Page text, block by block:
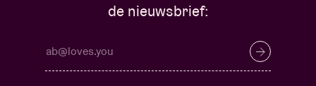
de nieuwsbrief: